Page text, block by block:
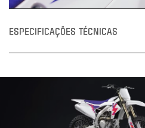
ESPECIFICAÇÕES TÉCNICAS